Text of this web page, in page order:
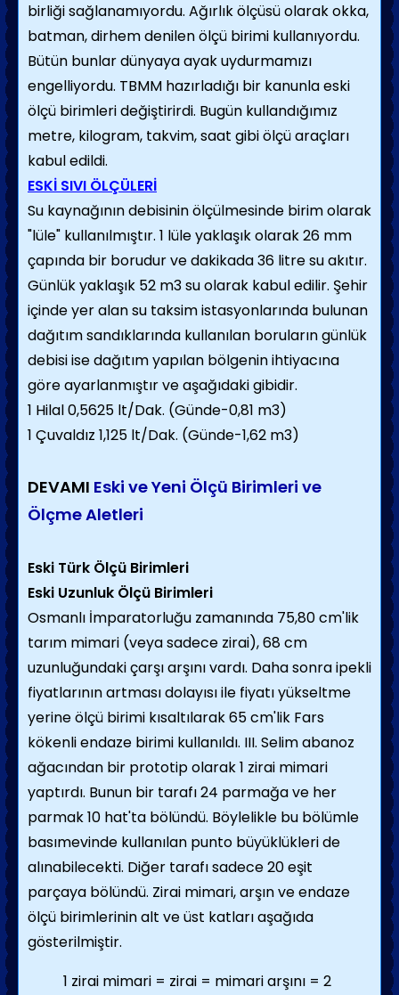
birliği sağlanamıyordu. Ağırlık ölçüsü olarak okka,
batman, dirhem denilen ölçü birimi kullanıyordu.
Bütün bunlar dünyaya ayak uydurmamızı
engelliyordu. TBMM hazırladığı bir kanunla eski
ölçü birimleri değiştirirdi. Bugün kullandığımız
metre, kilogram, takvim, saat gibi ölçü araçları
kabul edildi.
ESKİ SIVI ÖLÇÜLERİ
Su kaynağının debisinin ölçülmesinde birim olarak
"lüle" kullanılmıştır. 1 lüle yaklaşık olarak 26 mm
çapında bir borudur ve dakikada 36 litre su akıtır.
Günlük yaklaşık 52 m3 su olarak kabul edilir. Şehir
içinde yer alan su taksim istasyonlarında bulunan
dağıtım sandıklarında kullanılan boruların günlük
debisi ise dağıtım yapılan bölgenin ihtiyacına
göre ayarlanmıştır ve aşağıdaki gibidir.
1 Hilal 0,5625 lt/Dak. (Günde-0,81 m3)
1 Çuvaldız 1,125 lt/Dak. (Günde-1,62 m3)
DEVAMI Eski ve Yeni Ölçü Birimleri ve
Ölçme Aletleri
Eski Türk Ölçü Birimleri
Eski Uzunluk Ölçü Birimleri
Osmanlı İmparatorluğu zamanında 75,80 cm'lik
tarım mimari (veya sadece zirai), 68 cm
uzunluğundaki çarşı arşını vardı. Daha sonra ipekli
fiyatlarının artması dolayısı ile fiyatı yükseltme
yerine ölçü birimi kısaltılarak 65 cm'lik Fars
kökenli endaze birimi kullanıldı. III. Selim abanoz
ağacından bir prototip olarak 1 zirai mimari
yaptırdı. Bunun bir tarafı 24 parmağa ve her
parmak 10 hat'ta bölündü. Böylelikle bu bölümle
basımevinde kullanılan punto büyüklükleri de
alınabilecekti. Diğer tarafı sadece 20 eşit
parçaya bölündü. Zirai mimari, arşın ve endaze
ölçü birimlerinin alt ve üst katları aşağıda
gösterilmiştir.
1 zirai mimari = zirai = mimari arşını = 2